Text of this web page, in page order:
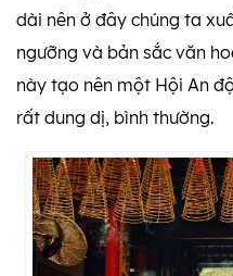
dài nên ở đây chúng ta
ngưỡng và bản sắc văn
này tạo nên một Hội An
rất dung dị, bình thường.